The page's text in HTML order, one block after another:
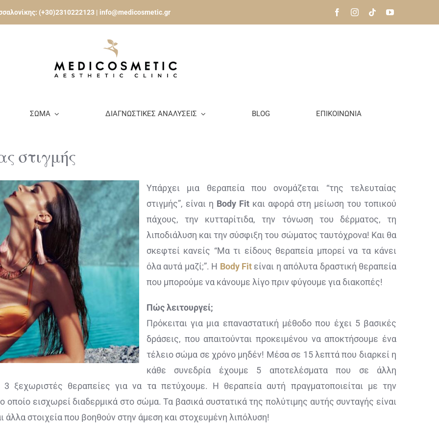
(+30)2310222123| info@medicosmetic.gr
ΣΩΜΑ ΔΙΑΓΝΩΣΤΙΚΕΣ ΑΝΑΛΥΣΕΙΣ BLOG ΕΠΙΚΟΙΝΩΝΙΑ
στιγμής
Υπάρχει μια θεραπεία που ονομάζεται “της τελευταίας
στιγμής”, είναι η Body Fit και αφορά στη μείωση του τοπικού
πάχους, την κυτταρίτιδα, την τόνωση του δέρματος, τη
λιποδιάλυση και την σύσφιξη του σώματος ταυτόχρονα! Και θα
σκεφτεί κανείς “Μα τι είδους θεραπεία μπορεί να τα κάνει
όλα αυτά μαζί;”. Η Body Fit είναι η απόλυτα δραστική θεραπεία
που μπορούμε να κάνουμε λίγο πριν φύγουμε για διακοπές!
Πώς λειτουργεί;
Πρόκειται για μια επαναστατική μέθοδο που έχει 5 βασικές
δράσεις, που απαιτούνται προκειμένου να αποκτήσουμε ένα
τέλειο σώμα σε χρόνο μηδέν! Μέσα σε 15 λεπτά που διαρκεί η
κάθε συνεδρία έχουμε 5 αποτελέσματα που σε άλλη
3 ξεχωριστές θεραπείες για να τα πετύχουμε. Η θεραπεία αυτή πραγματοποιείται με την
οποίο εισχωρεί διαδερμικά στο σώμα. Τα βασικά συστατικά της πολύτιμης αυτής συνταγής είναι
άλλα στοιχεία που βοηθούν στην άμεση και στοχευμένη λιπόλυση!